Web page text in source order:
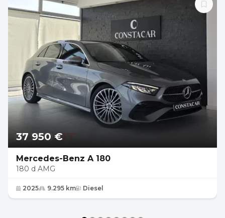
37 950 €
Mercedes-Benz A 180
180 d AMG
2025 9.295 km Diesel